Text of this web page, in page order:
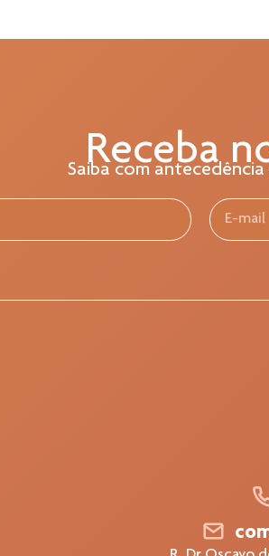
Receba
Saiba com